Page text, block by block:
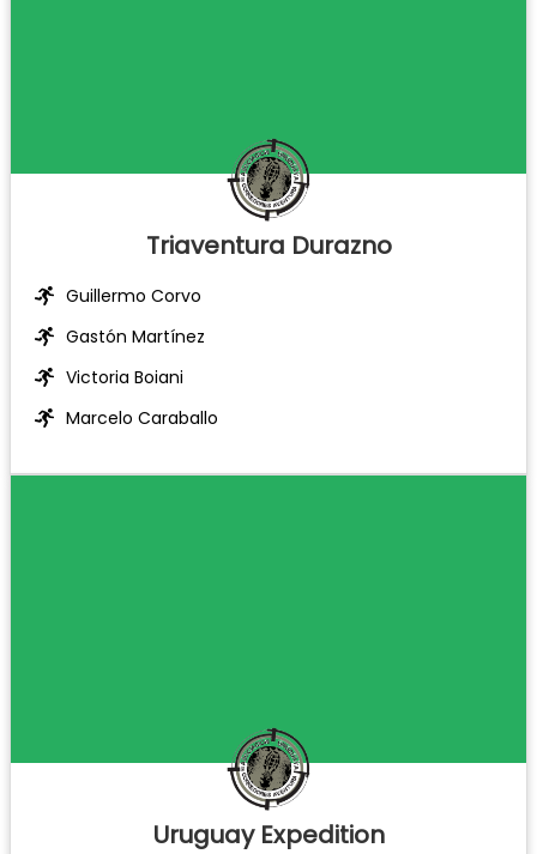
Triaventura Durazno
Guillermo Corvo
Gastón Martínez
Victoria Boiani
Marcelo Caraballo
Uruguay Expedition